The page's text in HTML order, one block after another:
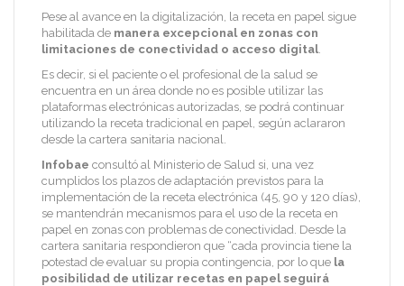
Pese al avance en la digitalización, la receta en papel sigue
habilitada de manera excepcional en zonas con
limitaciones de conectividad o acceso digital
Es decir, si el paciente o el profesional de la salud se
encuentra en un área donde no es posible utilizar las
plataformas electrónicas autorizadas, se podrá continuar
utilizando la receta tradicional en papel, según aclararon
desde la cartera sanitaria nacional.
Infobae consultó al Ministerio de Salud si, una vez
cumplidos los plazos de adaptación previstos para la
implementación de la receta electrónica (45, 90 y 120 días),
se mantendrán mecanismos para el uso de la receta en
papel en zonas con problemas de conectividad. Desde la
cartera sanitaria respondieron que “cada provincia tiene la
potestad de evaluar su propia contingencia, por lo que la
posibilidad de utilizar recetas en papel seguirá